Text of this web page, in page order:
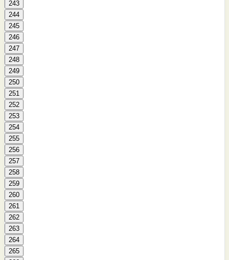
243
244
245
246
247
248
249
250
251
252
253
254
255
256
257
258
259
260
261
262
263
264
265